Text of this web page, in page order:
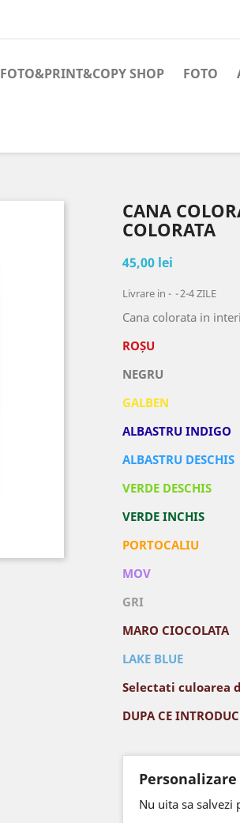
FOTO&PRINT&COPY SHOP FOTO
CANA
COLORATA
45,00 lei
Livrare in - 2-4 ZILE
Cana colorata in
ROȘU
NEGRU
GALBEN
ALBASTRU INDIGO
ALBASTRU DESCHIS
VERDE DESCHIS
VERDE INCHIS
PORTOCALIU
MOV
GRI
MARO CIOCOLATA
LAKE BLUE
Selectati culoarea
DUPA CE
Personalizare
Nu uita sa salvezi